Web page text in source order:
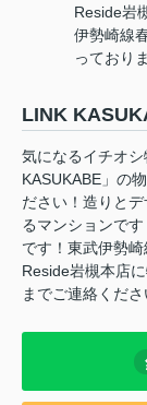
Reside岩
伊勢崎線
っており
LINK
気になるイチオ
KASUKABE」の
ださい！造りと
るマンションで
です！東武伊勢
Reside岩槻本店
までご連絡くだ